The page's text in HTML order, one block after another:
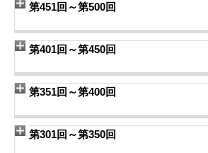
第451回～第500回
第401回～第450回
第351回～第400回
第301回～第350回